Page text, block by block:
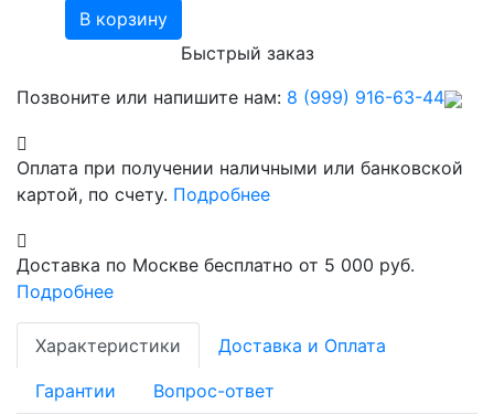
В корзину
Быстрый заказ
Позвоните или напишите нам: 8 (999) 916-63-44
Оплата при получении наличными или банковской
картой, по счету. Подробнее
Доставка по Москве бесплатно от 5 000 руб.
Подробнее
Характеристики Доставка и Оплата
Гарантии
Вопрос-ответ